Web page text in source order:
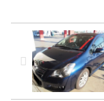
業は無いんですが…バ